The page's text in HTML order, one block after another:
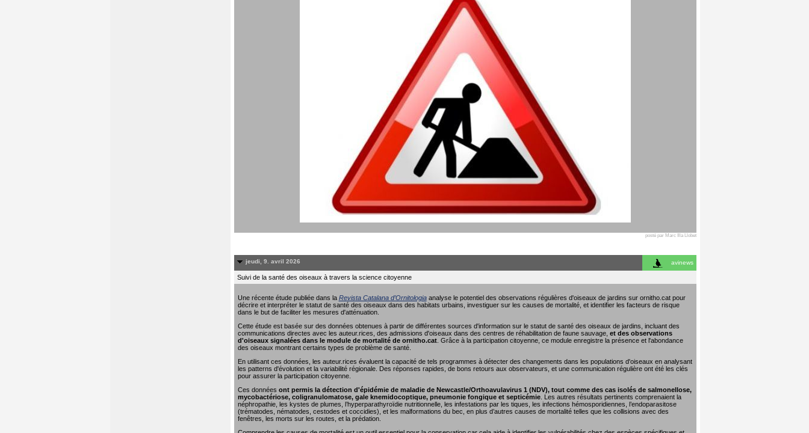
posté par Marc Illa Llobet
jeudi, 9. avril 2026 avinews
Suivi de la santé des oiseaux à travers la science citoyenne
Une récente étude publiée dans la Revista Catalana d’Ornitologiaanalyse le potentiel des observations régulières d'oiseaux de jardins sur ornitho.cat pour
décrire et interpréter le statut de santé des oiseaux dans des habitats urbains, investiguer sur les causes de mortalité, et identifier les facteurs de risque
dans le but de faciliter les mesures d'atténuation.
Cette étude est basée sur des données obtenues à partir de différentes sources d'information sur le statut de santé des oiseaux de jardins, incluant des
communications directes avec les auteur.rices, des admissions d'oiseaux dans des centres de réhabilitation de faune sauvage, et des observations
d'oiseaux signalées dans le module de mortalité de ornitho.cat. Grâce à la participation citoyenne, ce module enregistre la présence et l'abondance
des oiseaux montrant certains types de problème de santé.
En utilisant ces données, les auteur.rices évaluent la capacité de tels programmes à détecter des changements dans les populations d'oiseaux en analysant
les patterns d'évolution et la variabilité régionale. Des réponses rapides, de bons retours aux observateurs, et une communication régulière ont été les clés
pour assurer la participation citoyenne.
Ces données ont permis la détection d'épidémie de maladie de Newcastle/Orthoavulavirus 1 (NDV), tout comme des cas isolés de salmonellose,
mycobactériose, coligranulomatose, gale knemidocoptique, pneumonie fongique et septicémie. Les autres résultats pertinents comprenaient la
néphropathie, les kystes de plumes, l’hyperparathyroïdie nutritionnelle, les infestations par les tiques, les infections hémosporidiennes, l’endoparasitose
(trématodes, nématodes, cestodes et coccidies), et les malformations du bec, en plus d’autres causes de mortalité telles que les collisions avec des
fenêtres, les morts sur les routes, et la prédation.